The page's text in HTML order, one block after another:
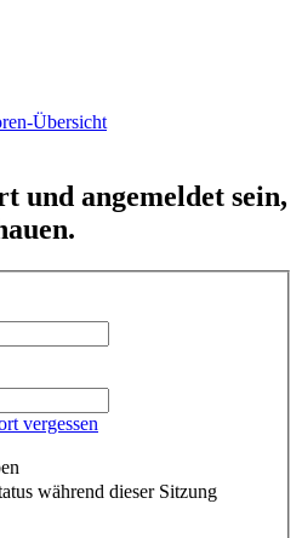
Übersicht
und angemeldet sein,
vergessen
während dieser Sitzung